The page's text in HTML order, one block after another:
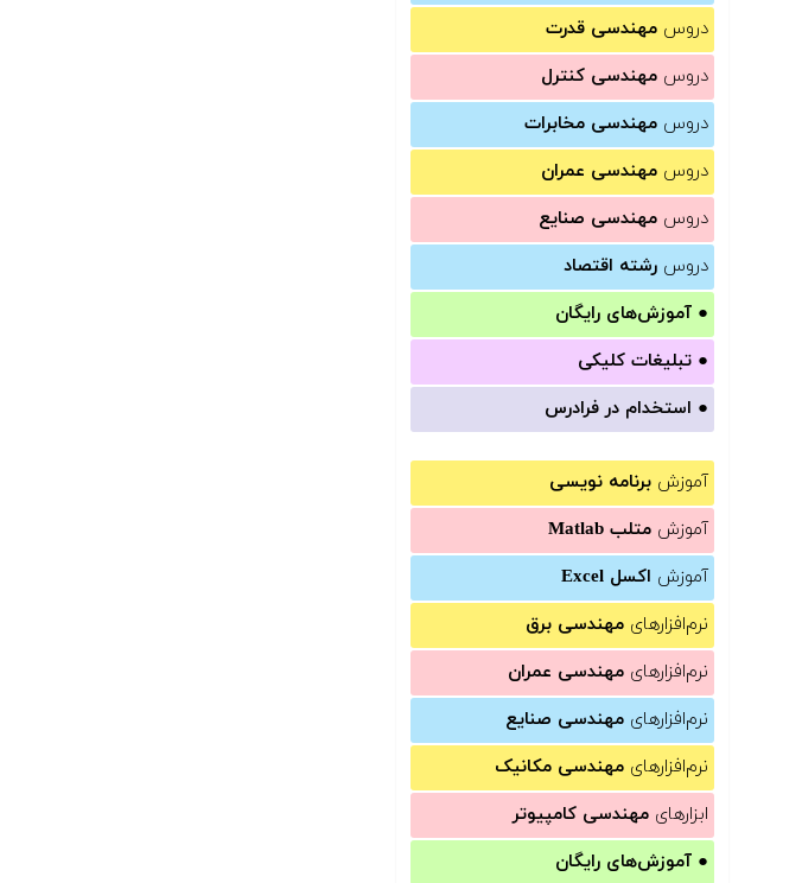
دروس مهندسی قدرت
دروس مهندسی کنترل
دروس مهندسی مخابرات
دروس مهندسی عمران
دروس مهندسی صنایع
دروس رشته اقتصاد
● آموزش‌های رایگان
● تبلیغات کلیکی
● استخدام در فرادرس
آموزش برنامه نویسی
آموزش متلب Matlab
آموزش اکسل Excel
نرم‌افزارهای مهندسی برق
نرم‌افزارهای مهندسی عمران
نرم‌افزارهای مهندسی صنایع
نرم‌افزارهای مهندسی مکانیک
ابزارهای مهندسی کامپیوتر
● آموزش‌های رایگان